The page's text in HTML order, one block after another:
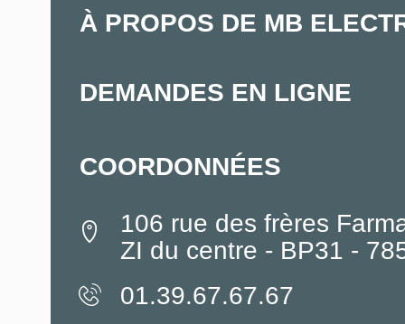
À PROPOS DE MB
DEMANDES EN LIGNE
COORDONNÉES
106 rue des frères
ZI du centre - BP31 -
01.39.67.67.67